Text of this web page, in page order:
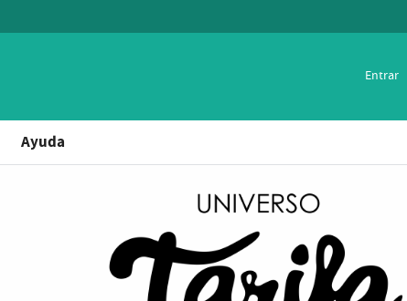
Entrar
Ayuda